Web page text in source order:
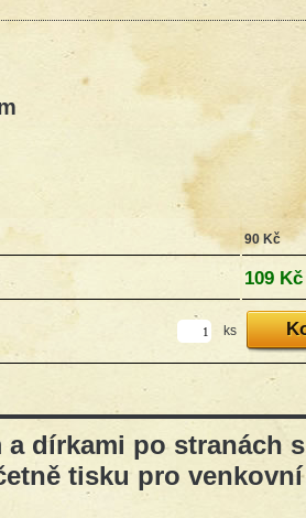
90 Kč
109 Kč
ks
dírkami po stranách s
tisku pro venkovní